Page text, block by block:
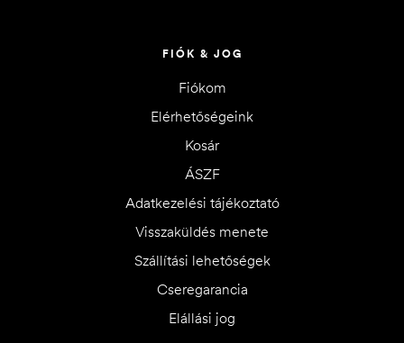
FIÓK & JOG
Fiókom
Elérhetőségeink
Kosár
ÁSZF
Adatkezelési tájékoztató
Visszaküldés menete
Szállítási lehetőségek
Cseregarancia
Elállási jog